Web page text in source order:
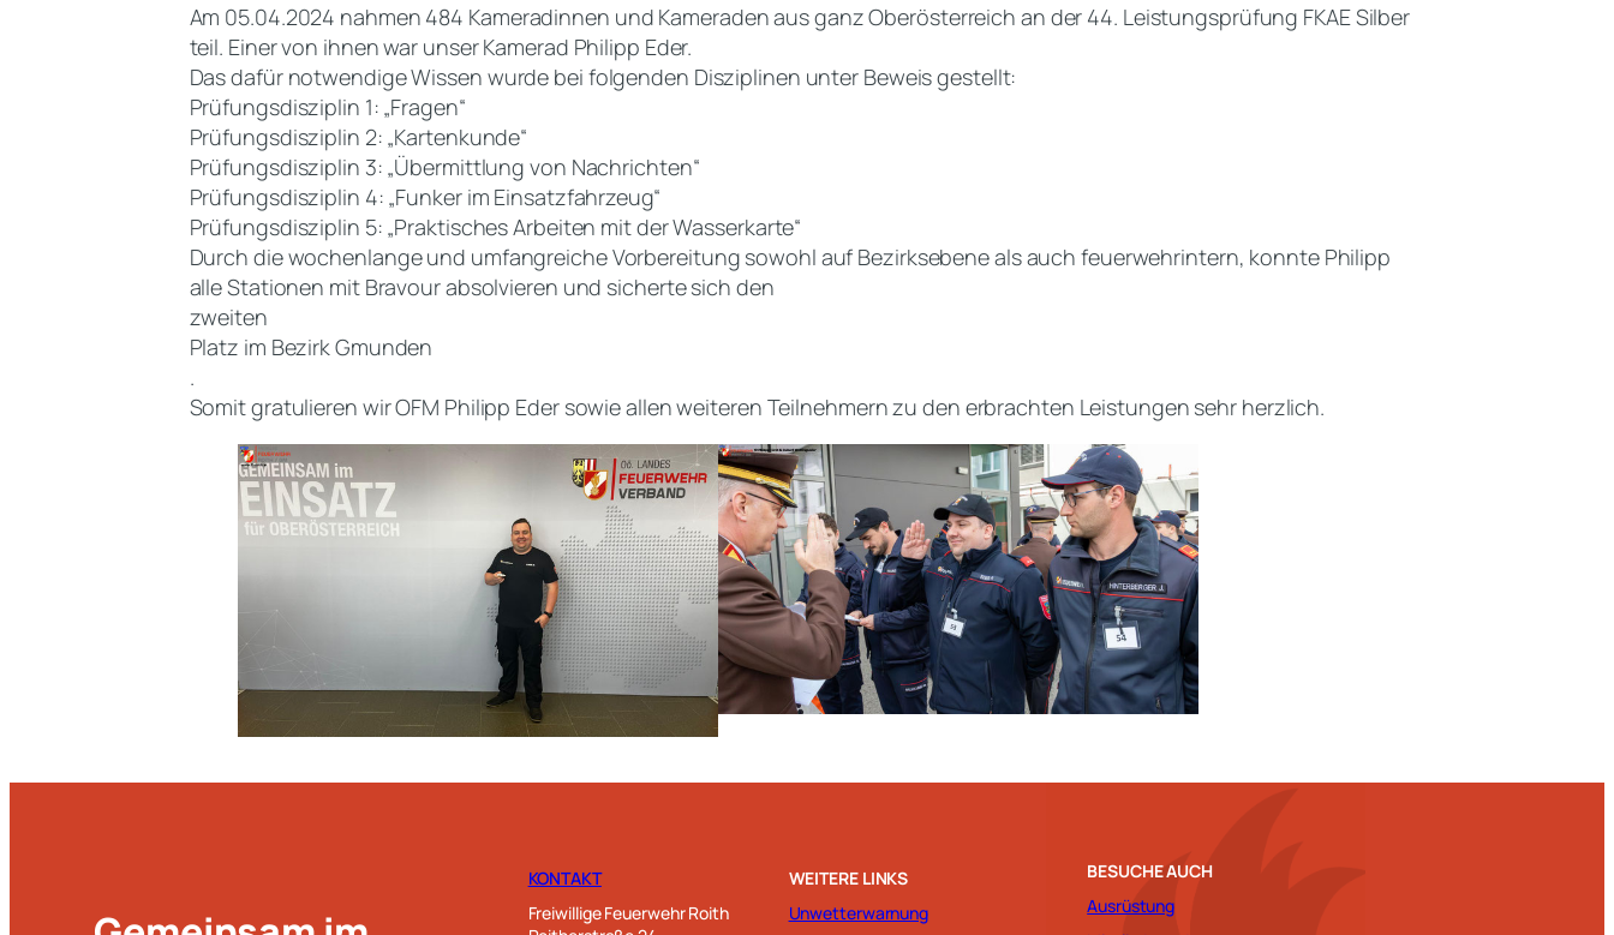
Am 05.04.2024 nahmen 484 Kameradinnen und Kameraden aus ganz Oberösterreich an der 44. Leistungsprüfung FKAE Silber
teil. Einer von ihnen war unser Kamerad Philipp Eder.
Das dafür notwendige Wissen wurde bei folgenden Disziplinen unter Beweis gestellt:
Prüfungsdisziplin 1: „Fragen“
Prüfungsdisziplin 2: „Kartenkunde“
Prüfungsdisziplin 3: „Übermittlung von Nachrichten“
Prüfungsdisziplin 4: „Funker im Einsatzfahrzeug“
Prüfungsdisziplin 5: „Praktisches Arbeiten mit der Wasserkarte“
Durch die wochenlange und umfangreiche Vorbereitung sowohl auf Bezirksebene als auch feuerwehrintern, konnte Philipp
alle Stationen mit Bravour absolvieren und sicherte sich den
zweiten
Platz im Bezirk Gmunden
.
Somit gratulieren wir OFM Philipp Eder sowie allen weiteren Teilnehmern zu den erbrachten Leistungen sehr herzlich.
KONTAKT
Freiwillige Feuerwehr Roith
WEITERE LINKS
Unwetterwarnung
BESUCHE AUCH
Ausrüstung